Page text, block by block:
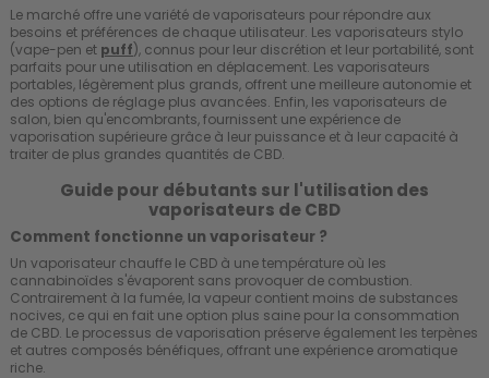
Le marché offre une variété de vaporisateurs pour répondre aux
besoins et préférences de chaque utilisateur. Les vaporisateurs stylo
(vape-pen et puff), connus pour leur discrétion et leur portabilité, sont
parfaits pour une utilisation en déplacement. Les vaporisateurs
portables, légèrement plus grands, offrent une meilleure autonomie et
des options de réglage plus avancées. Enfin, les vaporisateurs de
salon, bien qu'encombrants, fournissent une expérience de
vaporisation supérieure grâce à leur puissance et à leur capacité à
traiter de plus grandes quantités de CBD.
Guide pour débutants sur l'utilisation des
vaporisateurs de CBD
Comment fonctionne un vaporisateur ?
Un vaporisateur chauffe le CBD à une température où les
cannabinoïdes s'évaporent sans provoquer de combustion.
Contrairement à la fumée, la vapeur contient moins de substances
nocives, ce qui en fait une option plus saine pour la consommation
de CBD. Le processus de vaporisation préserve également les terpènes
et autres composés bénéfiques, offrant une expérience aromatique
riche.